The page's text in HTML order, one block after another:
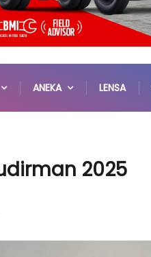
ANEKA LENSA
2025